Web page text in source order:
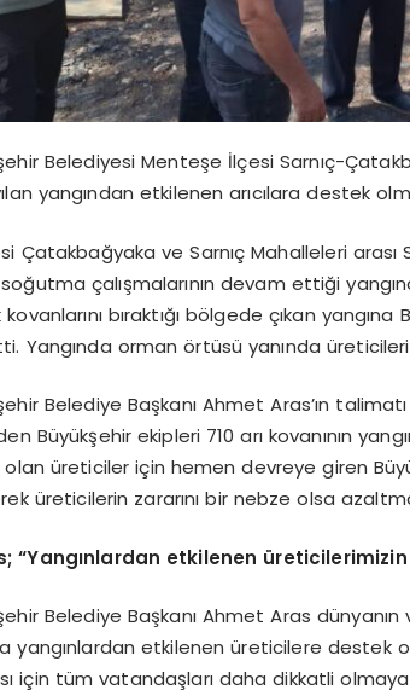
Belediyesi Menteşe İlçesi Sarnıç-
yangından etkilenen arıcılara destek
Çatakbağyaka ve Sarnıç Mahalleleri arası
çalışmalarının devam ettiği
bıraktığı bölgede çıkan
Yangında orman örtüsü yanında
Belediye Başkanı Ahmet Aras’ın
Büyükşehir ekipleri 710 arı kovanının
olan üreticiler için hemen devreye giren
üreticilerin zararını bir nebze olsa
“Yangınlardan etkilenen üreticilerimizin
Belediye Başkanı Ahmet Aras
yangınlardan etkilenen üreticilere destek
için tüm vatandaşları daha dikkatli